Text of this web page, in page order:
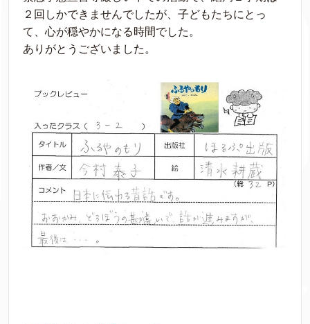
２回しかできませんでしたが、子どもたちにとっ
て、心が穏やかになる時間でした。
ありがとうございました。